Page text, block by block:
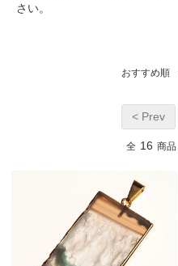
さい。
おすすめ順
< Prev
全 16 商品